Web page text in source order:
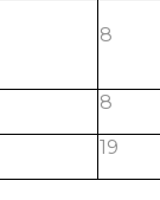
8
8
19